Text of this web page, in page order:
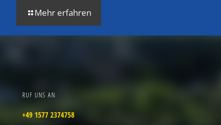
Mehr erfahren
RUF UNS AN
+49 1577 2374758